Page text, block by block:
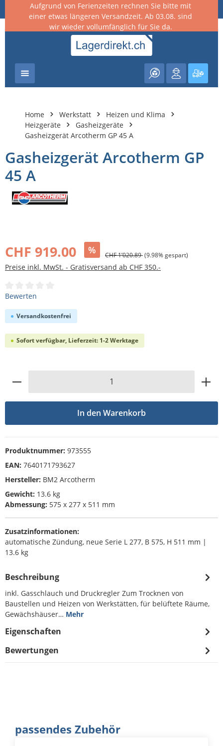
springen
Aufgrund von Ferienzeiten rechnen Sie bitte mit
einer etwas längeren Versandzeit. Ab 03.08. sind
wir wieder vollumfänglich für Sie da.
Home Werkstatt
Heizen und Klima
Heizgeräte
Gasheizgeräte
Gasheizgerät Arcotherm GP 45 A
Gasheizgerät Arcotherm GP
45 A
CHF 919.00 % CHF 1’020.89(9.98% gespart)
Preise inkl. MwSt. - Gratisversand ab CHF 350.-
Durchschnittliche Bewertung von 0 von 5 Sternen
Bewerten
Versandkostenfrei
Sofort verfügbar, Lieferzeit: 1-2 Werktage
Produkt Anzahl: Gib den gewünschten
In den Warenkorb
Produktnummer: 973555
EAN: 7640171793627
Hersteller: BM2 Arcotherm
Gewicht: 13.6 kg
Abmessung: 575 x 277 x 511 mm
Zusatzinformationen:
automatische Zündung, neue Serie L 277, B 575, H 511 mm |
13.6 kg
Beschreibung
inkl. Gasschlauch und Druckregler Zum Trocknen von
Baustellen und Heizen von Werkstätten, für belüftete Räume,
Gewächshäuser… Mehr
Eigenschaften
Bewertungen
Produktgalerie überspringen
passendes Zubehör